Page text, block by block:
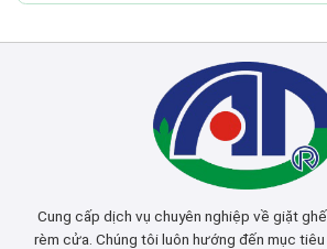
Cung cấp dịch vụ chuyên nghiệp về giặt
rèm cửa. Chúng tôi luôn hướng đến mục